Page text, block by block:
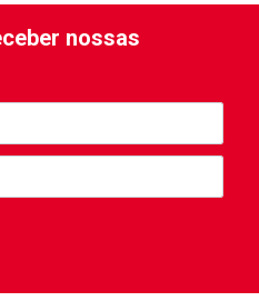
nossas